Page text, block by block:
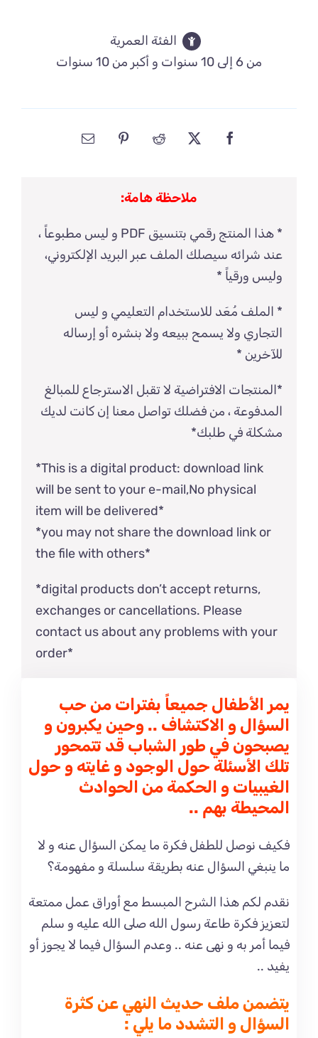
الفئة العمرية
من 6 إلى 10 سنوات و أكبر من 10 سنوات
ملاحظة هامة:
* هذا المنتج رقمي بتنسيق PDF و ليس مطبوعاً ،
عند شرائه سيصلك الملف عبر البريد الإلكتروني،
وليس ورقياً *
* الملف مُعَد للاستخدام التعليمي و ليس
التجاري ولا يسمح ببيعه ولا بنشره أو إرساله
للآخرين *
*المنتجات الافتراضية لا تقبل الاسترجاع للمبالغ
المدفوعة ، من فضلك تواصل معنا إن كانت لديك
مشكلة في طلبك*
*This is a digital product: download link
will be sent to your e-mail,No physical
item will be delivered*
​*you may not share the download link or
the file with others*
*digital products don’t accept returns,
exchanges or cancellations. Please
contact us about any problems with your
order*
يمر الأطفال جميعاً بفترات من حب
السؤال و الاكتشاف .. وحين يكبرون و
يصبحون في طور الشباب قد تتمحور
تلك الأسئلة حول الوجود و غايته و حول
الغيبيات و الحكمة من الحوادث
المحيطة بهم ..
فكيف نوصل للطفل فكرة ما يمكن السؤال عنه و لا
ما ينبغي السؤال عنه بطريقة سلسلة و مفهومة؟
نقدم لكم هذا الشرح المبسط مع أوراق عمل ممتعة
لتعزيز فكرة طاعة رسول الله صلى الله عليه و سلم
فيما أمر به و نهى عنه .. وعدم السؤال فيما لا يجوز أو
يفيد ..
يتضمن ملف حديث النهي عن كثرة
السؤال و التشدد ما يلي :